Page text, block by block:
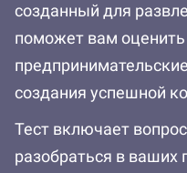
созданный для
поможет вам оценить
создания успешной
Тест включает
разобраться в ваших